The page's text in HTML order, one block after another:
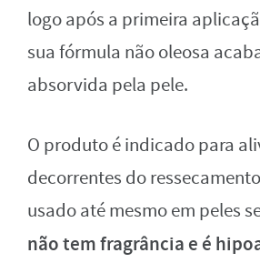
logo após a primeira
sua fórmula não oleosa
absorvida pela pele.
O produto é indicado para
decorrentes do
usado até mesmo em peles
não tem fragrância e é